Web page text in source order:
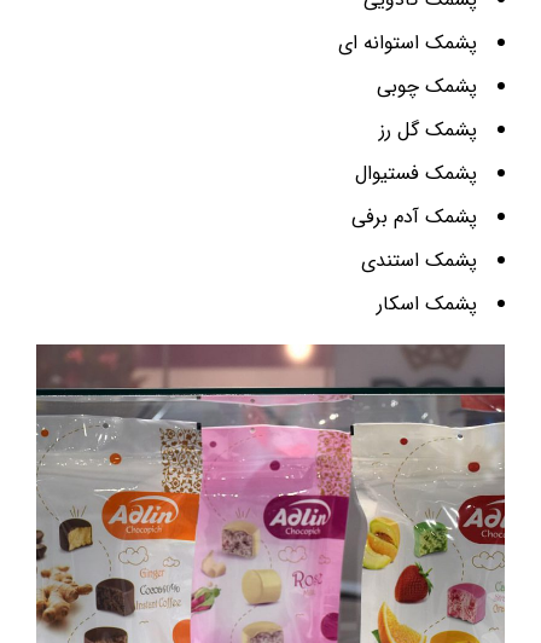
پشمک استوانه ای
پشمک چوبی
پشمک گل رز
پشمک فستیوال
پشمک آدم برفی
پشمک استندی
پشمک اسکار